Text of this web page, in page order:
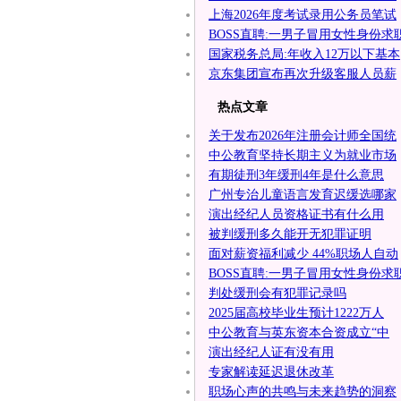
上海2026年度考试录用公务员笔试
BOSS直聘:一男子冒用女性身份求
国家税务总局:年收入12万以下基本
京东集团宣布再次升级客服人员薪
热点文章
关于发布2026年注册会计师全国统
中公教育坚持长期主义为就业市场
有期徒刑3年缓刑4年是什么意思
广州专治儿童语言发育迟缓选哪家
演出经纪人员资格证书有什么用
被判缓刑多久能开无犯罪证明
面对薪资福利减少 44%职场人自动
BOSS直聘:一男子冒用女性身份求
判处缓刑会有犯罪记录吗
2025届高校毕业生预计1222万人
中公教育与英东资本合资成立“中
演出经纪人证有没有用
专家解读延迟退休改革
职场心声的共鸣与未来趋势的洞察